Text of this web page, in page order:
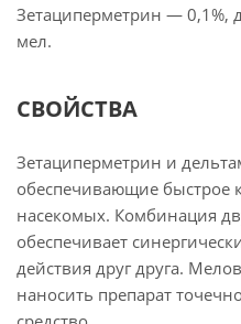
Зетациперметрин — 0,1%,
мел.
СВОЙСТВА
Зетациперметрин и
обеспечивающие быстрое
насекомых. Комбинация
обеспечивает
действия друг друга.
наносить препарат